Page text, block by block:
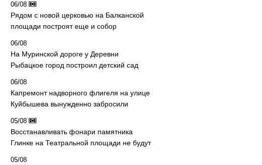
06/08
Рядом с новой церковью на Балканской
площади построят еще и собор
06/08
На Муринской дороге у Деревни
Рыбацкое город построил детский сад
06/08
Капремонт надворного флигеля на улице
Куйбышева вынужденно забросили
05/08
Восстанавливать фонари памятника
Глинке на Театральной площади не будут
05/08